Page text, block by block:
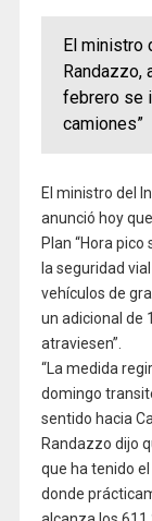
El ministro
Randazzo,
febrero se
camiones”
El ministro del
anunció hoy
Plan “Hora
la seguridad
vehículos de
un adicional de
atraviesen”.
“La medida
domingo
sentido hacia
Randazzo dijo
que ha tenido
donde